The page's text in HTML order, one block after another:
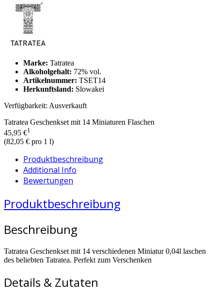
Marke: Tatratea
Alkoholgehalt: 72% vol.
Artikelnummer: TSET14
Herkunftsland: Slowakei
Verfügbarkeit: Ausverkauft
Tatratea Geschenkset mit 14 Miniaturen Flaschen
45,95 €1
(82,05 € pro 1 l)
Produktbeschreibung
Additional Info
Bewertungen
Produktbeschreibung
Beschreibung
Tatratea Geschenkset mit 14 verschiedenen Miniatur 0,04l laschen
des beliebten Tatratea. Perfekt zum Verschenken
Details & Zutaten